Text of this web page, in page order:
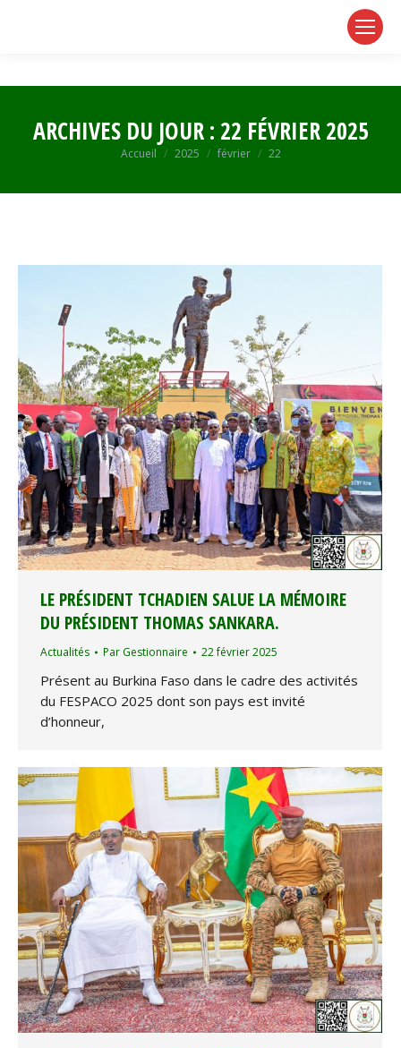
ARCHIVES DU JOUR : 22 FÉVRIER 2025
Vous êtes ici :
Accueil 2025 février 22
LE PRÉSIDENT TCHADIEN SALUE LA MÉMOIRE
DU PRÉSIDENT THOMAS SANKARA.
Actualités Par Gestionnaire 22 février 2025
Présent au Burkina Faso dans le cadre des activités
du FESPACO 2025 dont son pays est invité
d’honneur,